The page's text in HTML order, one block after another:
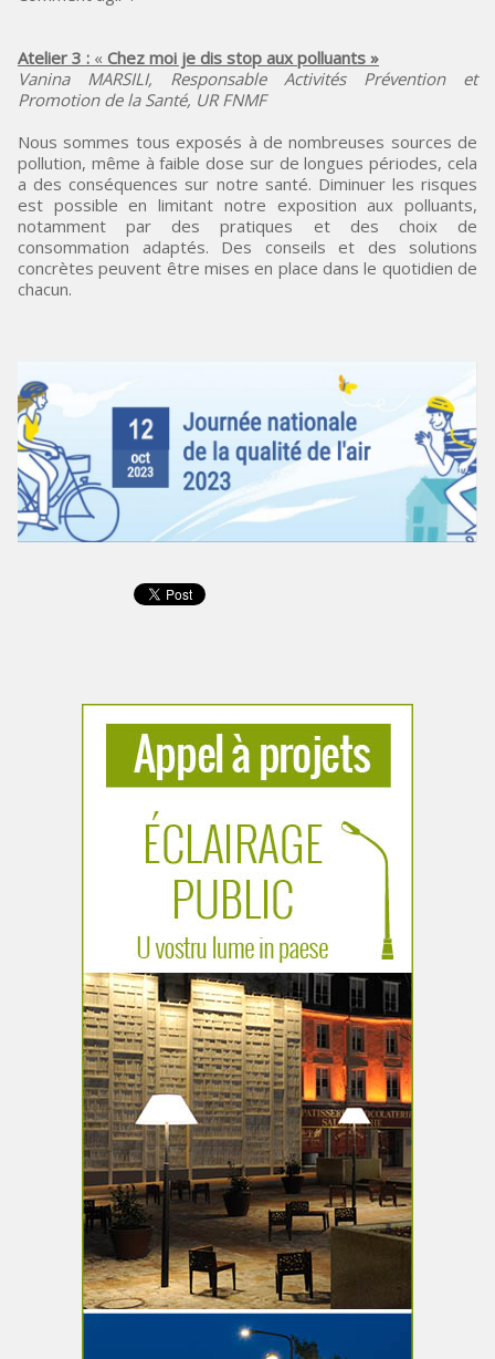
Atelier 3 : « Chez moi je dis stop aux polluants »
Vanina MARSILI,
Responsable Activités Prévention et
Promotion de la Santé, UR FNMF
Nous sommes tous exposés à de nombreuses sources de
pollution, même à faible dose sur de longues périodes, cela
a des conséquences sur notre santé. Diminuer les risques
est possible en limitant notre exposition aux polluants,
notamment par des pratiques et des choix de
consommation adaptés. Des conseils et des solutions
concrètes peuvent être mises en place dans le quotidien de
chacun.